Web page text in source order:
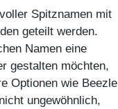
Spitznamen mit
geteilt werden.
Namen eine
gestalten möchten,
Optionen wie Beezle
ungewöhnlich,